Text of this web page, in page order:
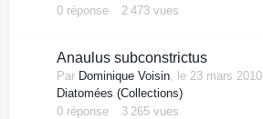
0 réponse 2 473 vues
Anaulus subconstrictus
Par Dominique Voisin, le 23 mars 2010
Diatomées (Collections)
0 réponse 3 265 vues